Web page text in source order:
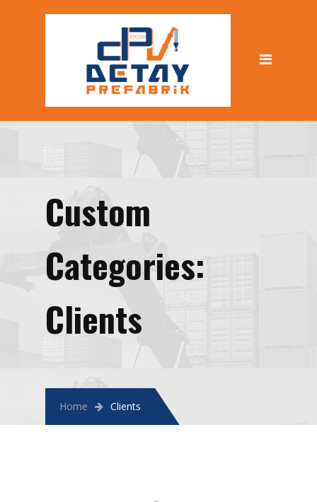
Custom
Categories:
Clients
Home Clients